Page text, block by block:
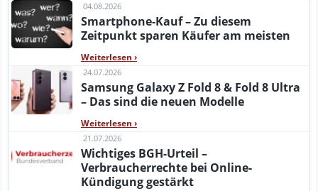
04.08.2026
Smartphone-Kauf – Zu diesem
Zeitpunkt sparen Käufer am meisten
Weiterlesen ›
24.07.2026
Samsung Galaxy Z Fold 8 & Fold 8 Ultra
– Das sind die neuen Modelle
Weiterlesen ›
21.07.2026
Wichtiges BGH-Urteil –
Verbraucherrechte bei Online-
Kündigung gestärkt